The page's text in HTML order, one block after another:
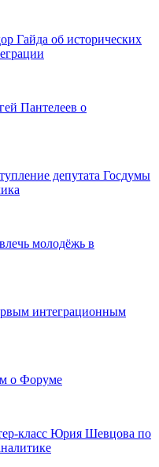
Гайда об исторических
Пантелеев о
депутата Госдумы
молодёжь в
интеграционным
о Форуме
класс Юрия Шевцова по